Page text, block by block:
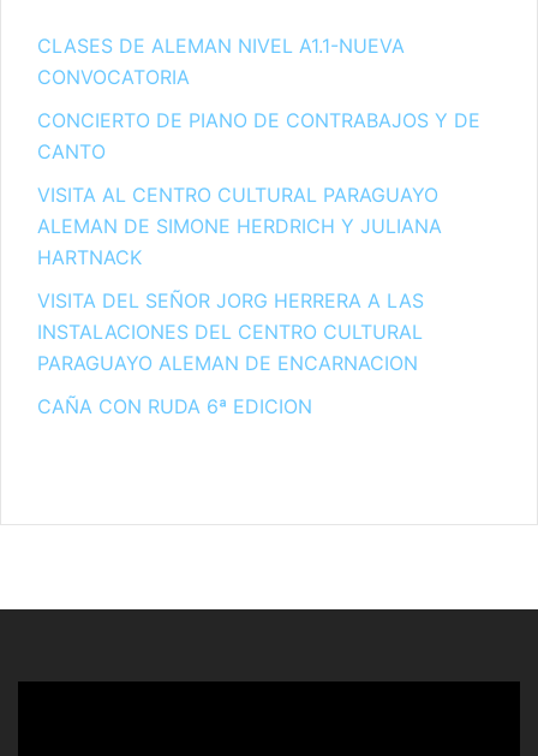
CLASES DE ALEMAN NIVEL A1.1-NUEVA
CONVOCATORIA
CONCIERTO DE PIANO DE CONTRABAJOS Y DE
CANTO
VISITA AL CENTRO CULTURAL PARAGUAYO
ALEMAN DE SIMONE HERDRICH Y JULIANA
HARTNACK
VISITA DEL SEÑOR JORG HERRERA A LAS
INSTALACIONES DEL CENTRO CULTURAL
PARAGUAYO ALEMAN DE ENCARNACION
CAÑA CON RUDA 6ª EDICION